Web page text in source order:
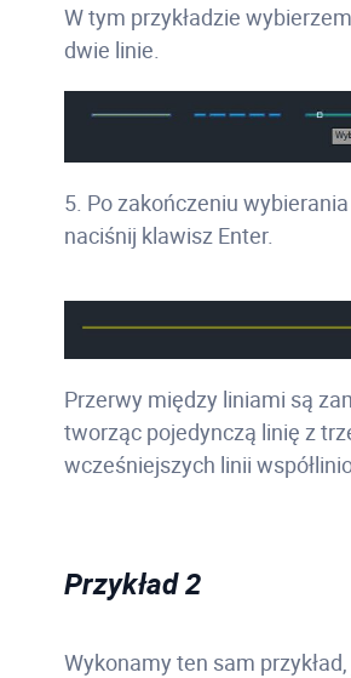
W tym przykładzie
dwie linie.
5. Po zakończeniu
naciśnij klawisz Enter.
Przerwy między liniami są
tworząc pojedynczą linię z
wcześniejszych linii
Przykład 2
Wykonamy ten sam